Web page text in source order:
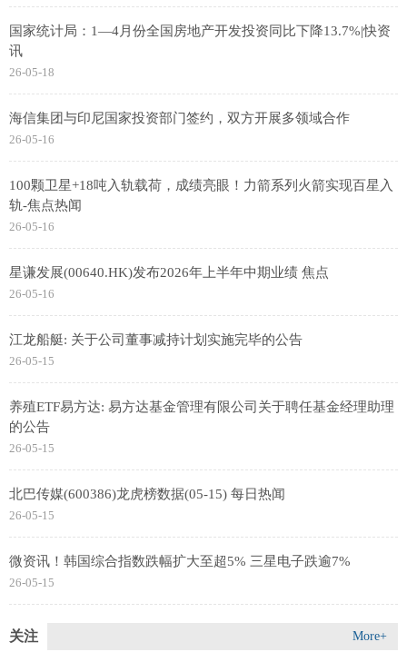
国家统计局：1—4月份全国房地产开发投资同比下降13.7%|快资
讯
26-05-18
海信集团与印尼国家投资部门签约，双方开展多领域合作
26-05-16
100颗卫星+18吨入轨载荷，成绩亮眼！力箭系列火箭实现百星入
轨-焦点热闻
26-05-16
星谦发展(00640.HK)发布2026年上半年中期业绩 焦点
26-05-16
江龙船艇: 关于公司董事减持计划实施完毕的公告
26-05-15
养殖ETF易方达: 易方达基金管理有限公司关于聘任基金经理助理
的公告
26-05-15
北巴传媒(600386)龙虎榜数据(05-15) 每日热闻
26-05-15
微资讯！韩国综合指数跌幅扩大至超5% 三星电子跌逾7%
26-05-15
关注 More+